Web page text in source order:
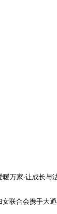
万家·让成长与
联合会携手大